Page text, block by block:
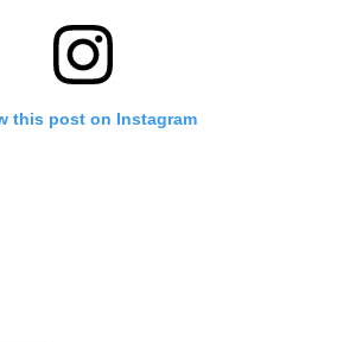
this post on Instagram